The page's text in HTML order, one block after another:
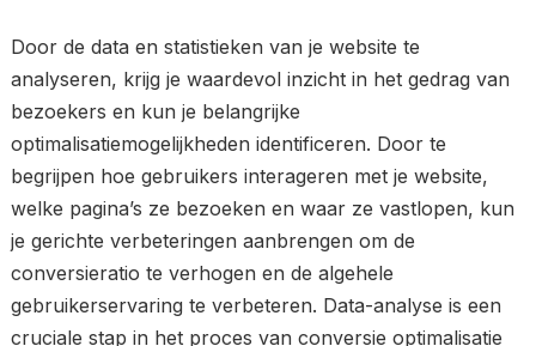
Door de data en statistieken van je website te
analyseren, krijg je waardevol inzicht in het gedrag van
bezoekers en kun je belangrijke
optimalisatiemogelijkheden identificeren. Door te
begrijpen hoe gebruikers interageren met je website,
welke pagina’s ze bezoeken en waar ze vastlopen, kun
je gerichte verbeteringen aanbrengen om de
conversieratio te verhogen en de algehele
gebruikerservaring te verbeteren. Data-analyse is een
cruciale stap in het proces van conversie optimalisatie